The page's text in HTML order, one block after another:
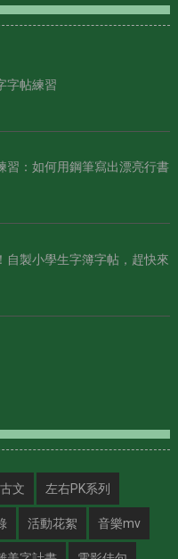
字帖練習
習：如何用鋼筆寫出漂亮行書
自製小學生字簿字帖，趕快來
古文 左右PK系列
活動花絮 音樂mv